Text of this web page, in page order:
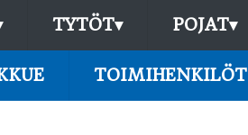
TYTÖT▾ POJAT▾
TOIMIHENKILÖT